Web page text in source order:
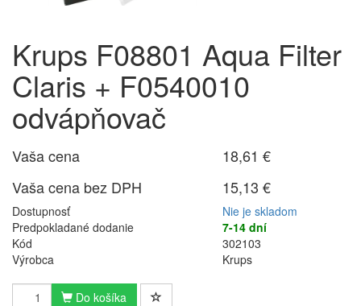
Krups F08801 Aqua Filter
Claris + F0540010
odvápňovač
Vaša cena
18,61 €
Vaša cena bez DPH
15,13 €
Dostupnosť
Nie je skladom
Predpokladané dodanie
7-14 dní
Kód
302103
Výrobca
Krups
Do košíka